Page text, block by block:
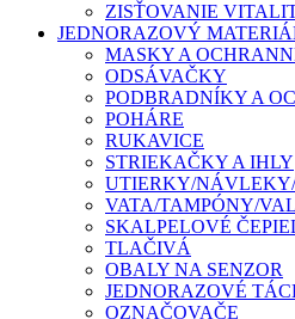
ZISŤOVANIE
JEDNORAZOVÝ
MASKY A
ODSÁVAČKY
PODBRADNÍKY A
POHÁRE
RUKAVICE
STRIEKAČKY A IHLY
UTIERKY/
VATA/TAMPÓNY/
SKALPELOVÉ
TLAČIVÁ
OBALY NA SENZOR
JEDNORAZOVÉ
OZNAČOVAČE